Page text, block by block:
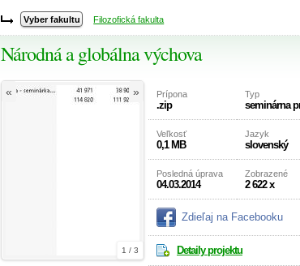
Filozofická fakulta
Národná a globálna výchova
1 / 3
« » Prípona
.zip
Typ
seminárna
Veľkosť
0,1 MB
Jazyk
slovenský
Posledná úprava
04.03.2014
Zobrazené
2 622 x
Zdieľaj na Facebooku
Detaily projektu